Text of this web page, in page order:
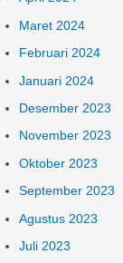
Maret 2024
Februari 2024
Januari 2024
Desember 2023
November 2023
Oktober 2023
September 2023
Agustus 2023
Juli 2023